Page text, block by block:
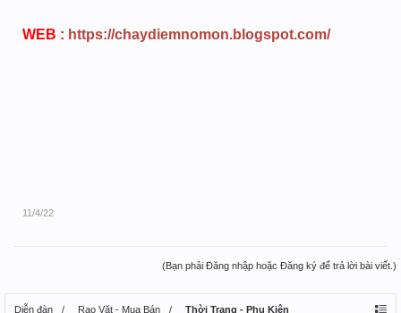
WEB : https://chaydiemnomon.blogspot.com/
11/4/22
(Bạn phải Đăng nhập hoặc Đăng ký để trả lời bài viết.)
Diễn đàn Rao Vặt - Mua Bán Thời Trang - Phụ Kiện